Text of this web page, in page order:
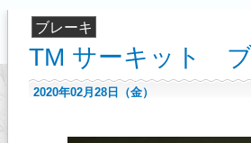
ブレーキ
TM サーキット
2020年02月28日（金）